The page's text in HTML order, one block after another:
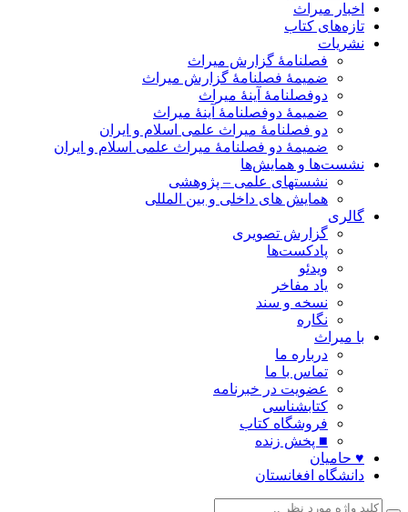
اخبار میراث
تازه‌های کتاب
نشریات
فصلنامۀ گزارش میراث
ضمیمۀ فصلنامۀ گزارش میراث
دوفصلنامۀ آینۀ میراث
ضمیمۀ دوفصلنامۀ آینۀ میراث
دو فصلنامۀ میراث علمی اسلام و ایران
ضمیمۀ دو فصلنامۀ میراث علمی اسلام و ایران
نشست‌ها و همایش‌ها
نشستهای علمی – پژوهشی
همایش های داخلی و بین المللی
گالری
گزارش تصویری
پادکست‌ها
ویدئو
یاد مفاخر
نسخه و سند
نگاره
با میراث
درباره ما
تماس با ما
عضویت در خبرنامه
کتابشناسی
فروشگاه کتاب
■ پخش زنده
♥ حامیان
دانشگاه افغانستان